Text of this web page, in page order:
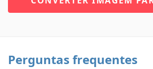
Perguntas frequentes